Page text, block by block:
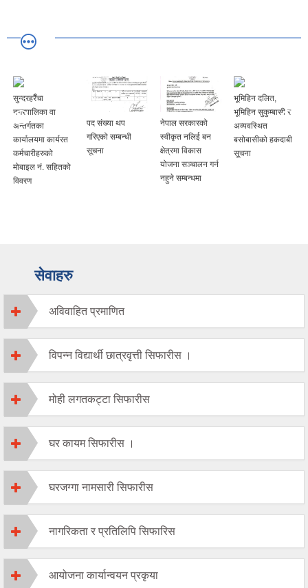
पद संख्या थप
गरिएको सम्बन्धी
सूचना
नेपाल सरकारको
स्वीकृत नलिई बन
क्षेत्रमा विकास
भूमिहिन दलित,
भूमिहिन सुकुम्बासी र
अव्यवस्थित
बसोबासीको हकदाबी
सूचना
अस्थायी हाटबजार
तथा घुम्ती पसलबाट
प्रति दिन लाग्ने शुल्क
सेवाहरु
अविवाहित प्रमाणित
विपन्न विद्यार्थी छात्रवृत्ती सिफारीस ।
मोही लगतकट्टा सिफारीस
घर कायम सिफारीस ।
घरजग्गा नामसारी सिफारीस
नागरिकता र प्रतिलिपि सिफारिस
आयोजना कार्यान्वयन प्रकृया